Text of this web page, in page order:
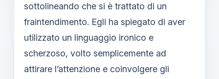
sottolineando che si è trattato di un
fraintendimento. Egli ha spiegato di aver
utilizzato un linguaggio ironico e
scherzoso, volto semplicemente ad
attirare l’attenzione e coinvolgere gli